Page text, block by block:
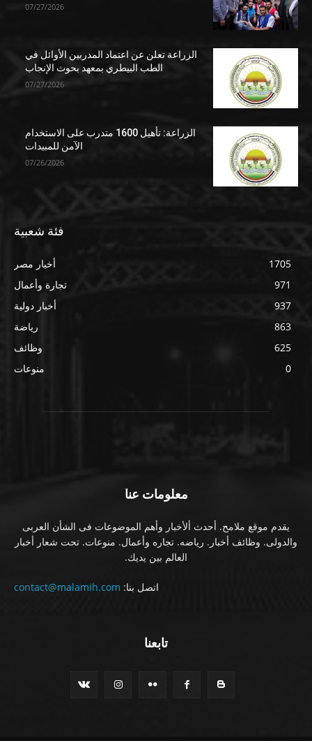
07/27/2026
الزراعة تعلن عن اعتماد المدربين الأوائل في
الطب البيطري بمعهد بحوث الإنجاب
07/27/2026
الزراعة: تأهيل 1600 متدرب على الاستخدام
الآمن للمبيدات
07/26/2026
فئة شعبية
أخبار مصر
1705
تجارة وأعمال
971
أخبار دولية
937
رياضة
863
وظائف
625
منوعات
0
معلومات عنا
يقدم موقع ملامح. أحدث ألأخبار وأهم الموضوعات فى الشأن العربى
والدولى. وظائف أخبار. رياضه. تجاره وأعمال. منوعات. تحت شعار أخبار
العالم بين يديك.
اتصل بنا: contact@malamih.com
تابعنا